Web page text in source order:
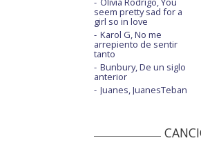
seem pretty sad for a
girl so in love
Karol G, No me
arrepiento de sentir
tanto
Bunbury, De un siglo
anterior
Juanes, JuanesTeban